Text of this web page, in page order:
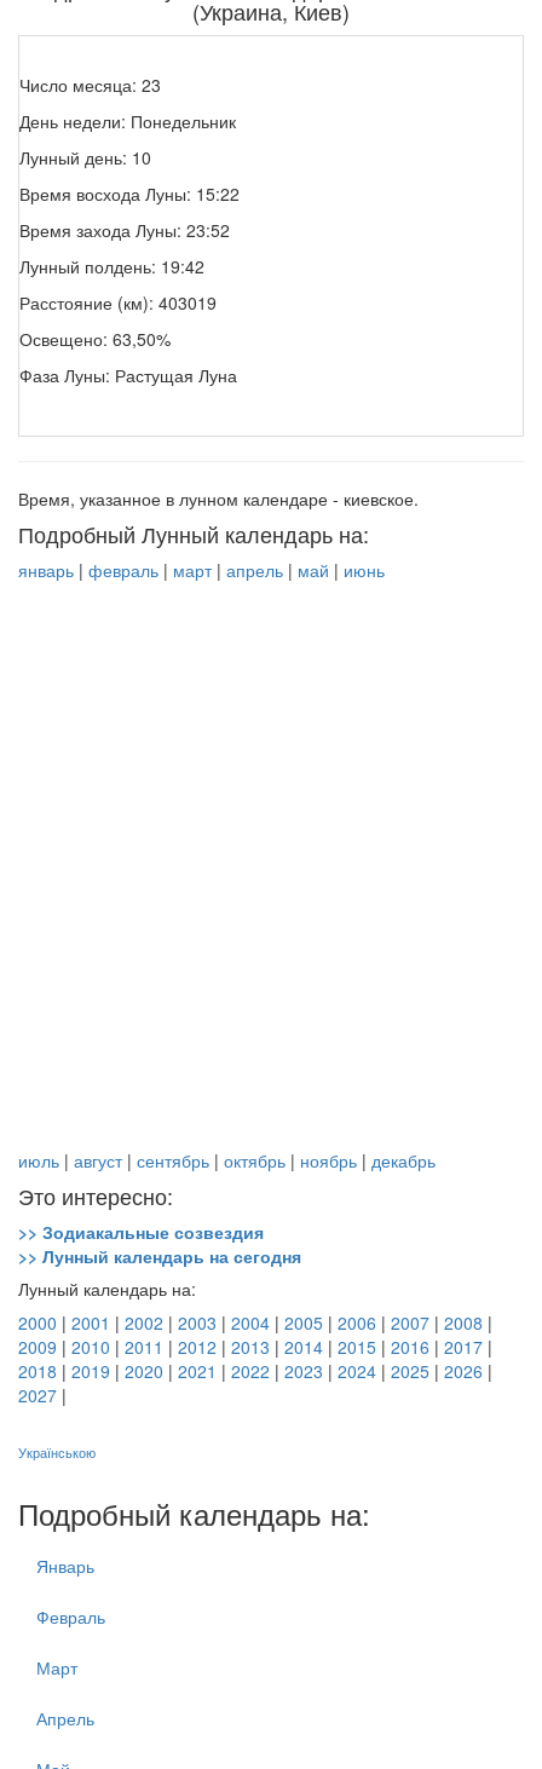
(Украина, Киев)
Число месяца: 23
День недели: Понедельник
Лунный день: 10
Время восхода Луны: 15:22
Время захода Луны: 23:52
Лунный полдень: 19:42
Расстояние (км): 403019
Освещено: 63,50%
Фаза Луны: Растущая Луна
Время, указанное в лунном календаре - киевское.
Подробный Лунный календарь на:
январь | февраль | март| апрель | май | июнь
июль | август| сентябрь | октябрь | ноябрь | декабрь
Это интересно:
>> Зодиакальные созвездия
>> Лунный календарь на сегодня
Лунный календарь на:
2000 | 2001 | 2002 | 2003 | 2004 | 2005 | 2006 | 2007 | 2008 |
2009 | 2010 | 2011 | 2012 | 2013 | 2014 | 2015 | 2016 | 2017 |
2018 | 2019 | 2020 | 2021 | 2022 | 2023 | 2024 | 2025 | 2026 |
2027 |
Українською
Подробный календарь на:
Январь
Февраль
Март
Апрель